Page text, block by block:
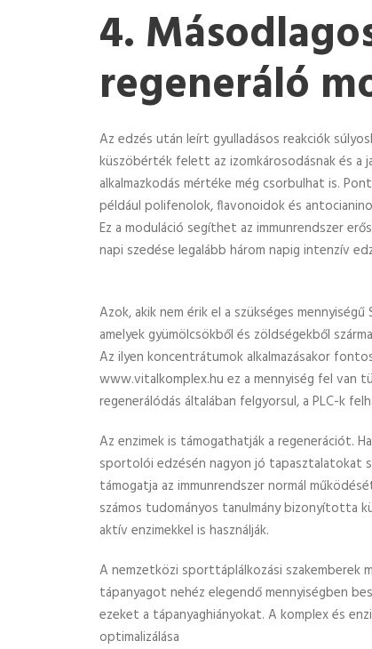
4.
regeneráló
Az edzés után leírt gyulladásos reakciók
küszöbérték felett az izomkárosodásnak és a
alkalmazkodás mértéke még csorbulhat is.
például polifenolok, flavonoidok és
Ez a moduláció segíthet az immunrendszer
napi szedése legalább három napig intenzív
Azok, akik nem érik el a szükséges
amelyek gyümölcsökből és zöldségekből
Az ilyen koncentrátumok alkalmazásakor
www.vitalkomplex.hu ez a mennyiség fel van
regenerálódás általában felgyorsul, a PLC-k
Az enzimek is támogathatják a regenerációt.
sportolói edzésén nagyon jó tapasztalatokat
támogatja az immunrendszer normál
számos tudományos tanulmány bizonyította
aktív enzimekkel is használják.
A nemzetközi sporttáplálkozási szakemberek
tápanyagot nehéz elegendő mennyiségben
ezeket a tápanyaghiányokat. A komplex és
optimalizálása